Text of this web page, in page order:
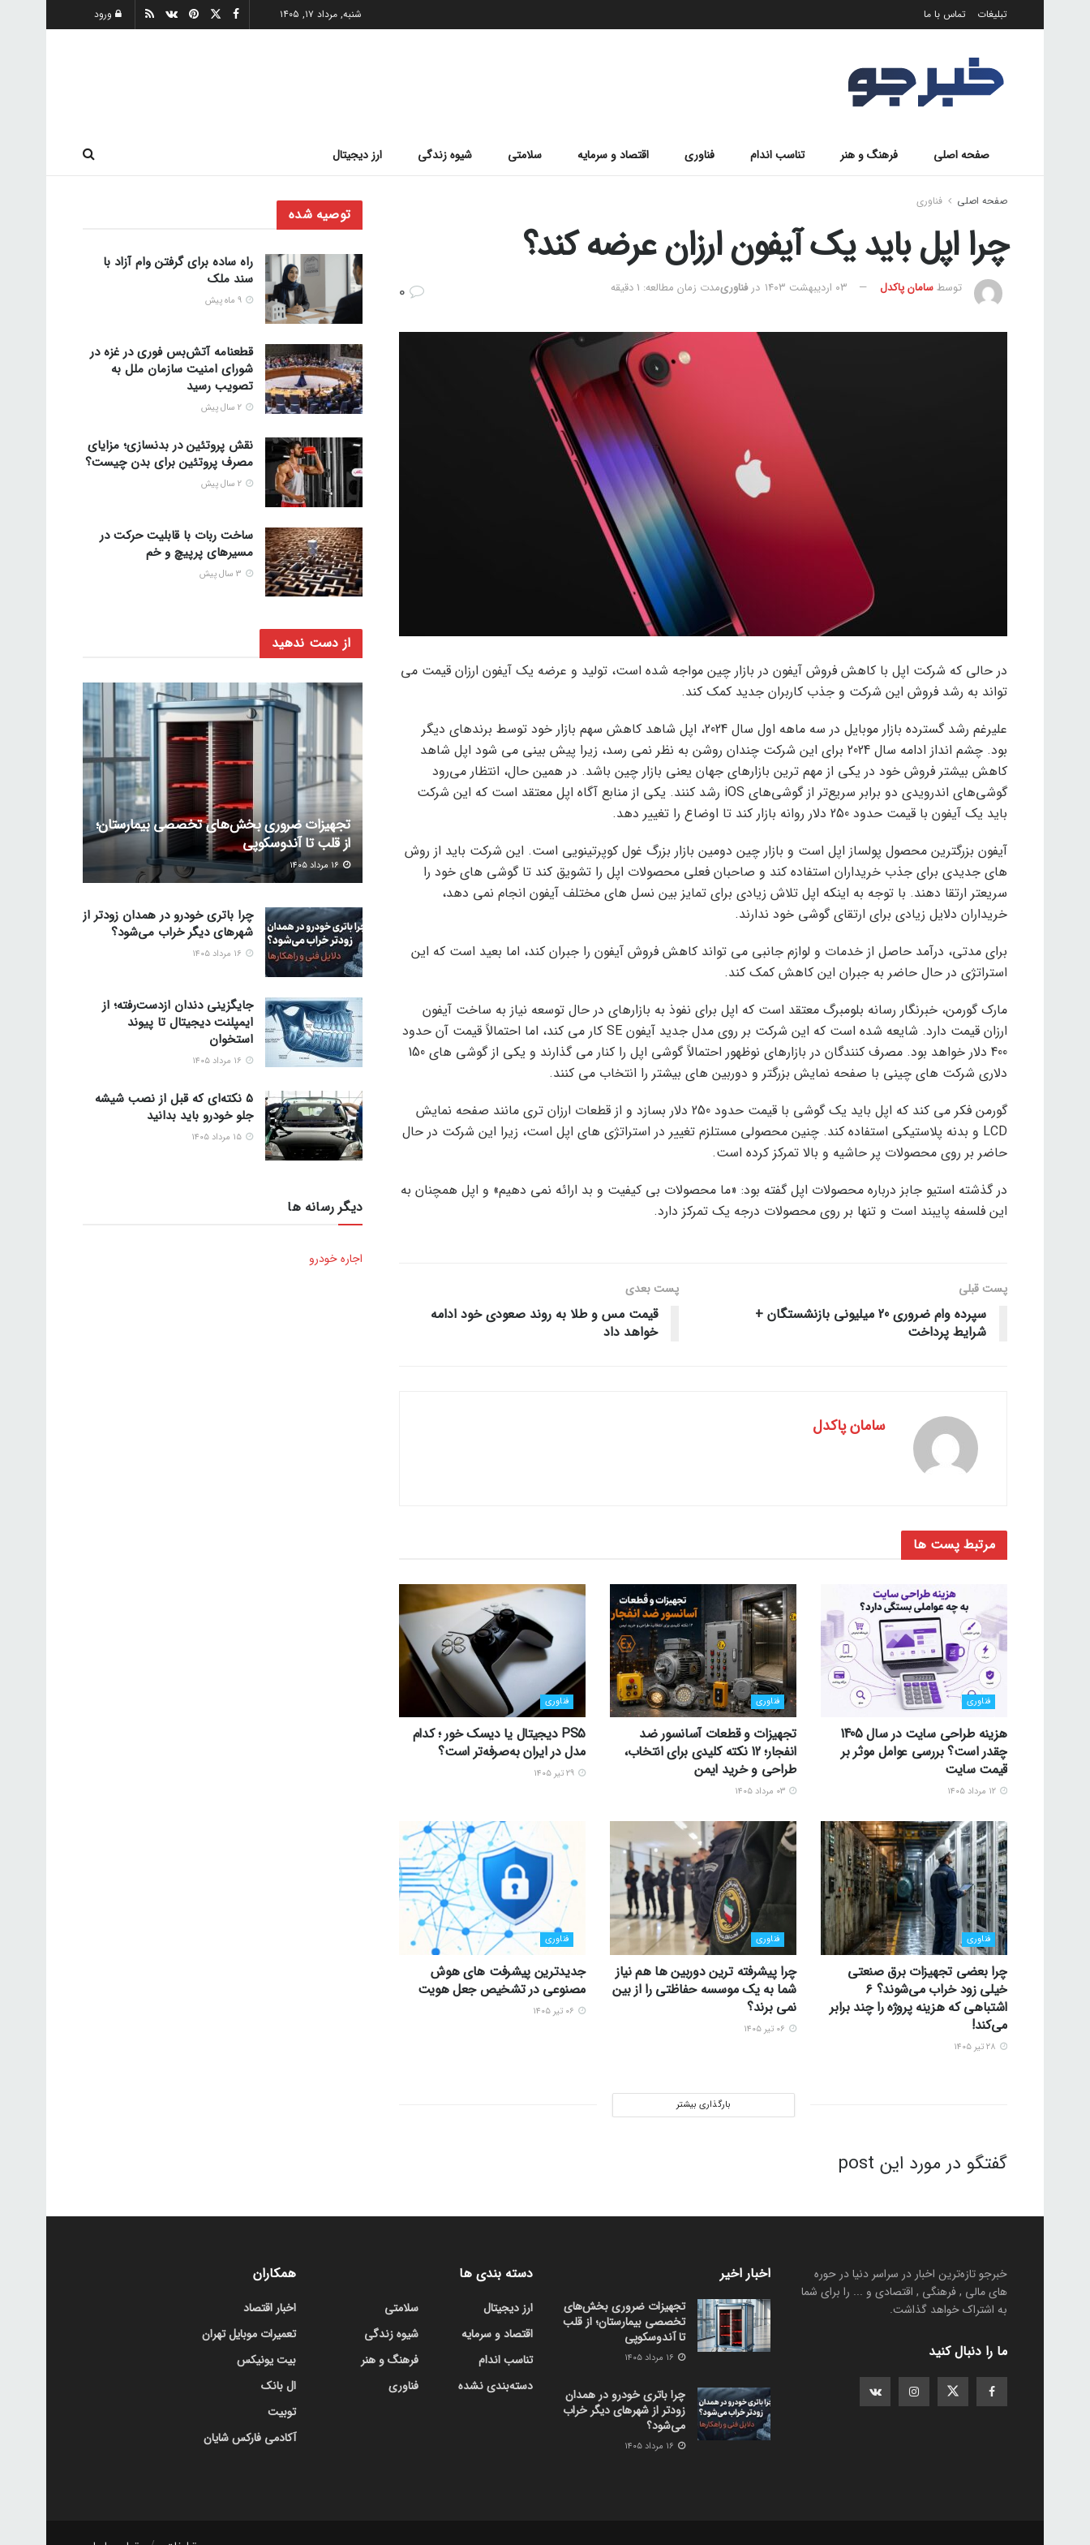
تبلیغات تماس با ما شنبه, مرداد ۱۷, ۱۴۰۵ ورود
صفحه اصلی فرهنگ و هنر تناسب اندام فناوری اقتصاد و سرمایه سلامتی شیوه زندگی ارز دیجیتال
صفحه اصلی فناوری
چرا اپل باید یک آیفون ارزان عرضه کند؟
توسطسامان پاکدل ۰۳ اردیبهشت ۱۴۰۳ در فناوریمدت زمان مطالعه: 1 دقیقه
در حالی که شرکت اپل با کاهش فروش آیفون در بازار چین مواجه شده است، تولید و عرضه یک آیفون ارزان قیمت می
تواند به رشد فروش این شرکت و جذب کاربران جدید کمک کند.
علیرغم رشد گسترده بازار موبایل در سه ماهه اول سال 2024، اپل شاهد کاهش سهم بازار خود توسط برندهای دیگر
بود. چشم انداز ادامه سال 2024 برای این شرکت چندان روشن به نظر نمی رسد، زیرا پیش بینی می شود اپل شاهد
کاهش بیشتر فروش خود در یکی از مهم ترین بازارهای جهان یعنی بازار چین باشد. در همین حال، انتظار می‌رود
گوشی‌های اندرویدی دو برابر سریع‌تر از گوشی‌های iOS رشد کنند. یکی از منابع آگاه اپل معتقد است که این شرکت
باید یک آیفون با قیمت حدود 250 دلار روانه بازار کند تا اوضاع را تغییر دهد.
آیفون بزرگترین محصول پولساز اپل است و بازار چین دومین بازار بزرگ غول کوپرتینویی است. این شرکت باید از روش
های جدیدی برای جذب خریداران استفاده کند و صاحبان فعلی محصولات اپل را تشویق کند تا گوشی های خود را
سریعتر ارتقا دهند. با توجه به اینکه اپل تلاش زیادی برای تمایز بین نسل های مختلف آیفون انجام نمی دهد،
خریداران دلایل زیادی برای ارتقای گوشی خود ندارند.
برای مدتی، درآمد حاصل از خدمات و لوازم جانبی می تواند کاهش فروش آیفون را جبران کند، اما بعید است که این
استراتژی در حال حاضر به جبران این کاهش کمک کند.
مارک گورمن، خبرنگار رسانه بلومبرگ معتقد است که اپل برای نفوذ به بازارهای در حال توسعه نیاز به ساخت آیفون
ارزان قیمت دارد. شایعه شده است که این شرکت بر روی مدل جدید آیفون SE کار می کند، اما احتمالاً قیمت آن حدود
400 دلار خواهد بود. مصرف کنندگان در بازارهای نوظهور احتمالاً گوشی اپل را کنار می گذارند و یکی از گوشی های 150
دلاری شرکت های چینی با صفحه نمایش بزرگتر و دوربین های بیشتر را انتخاب می کنند.
گورمن فکر می کند که اپل باید یک گوشی با قیمت حدود 250 دلار بسازد و از قطعات ارزان تری مانند صفحه نمایش
LCD و بدنه پلاستیکی استفاده کند. چنین محصولی مستلزم تغییر در استراتژی های اپل است، زیرا این شرکت در حال
حاضر بر روی محصولات پر حاشیه و بالا تمرکز کرده است.
در گذشته استیو جابز درباره محصولات اپل گفته بود: «ما محصولات بی کیفیت و بد ارائه نمی دهیم» و اپل همچنان به
این فلسفه پایبند است و تنها بر روی محصولات درجه یک تمرکز دارد.
پست قبلی
سپرده وام ضروری 20 میلیونی بازنشستگان +
شرایط پرداخت
پست‌ بعدی
قیمت مس و طلا به روند صعودی خود ادامه
خواهد داد
سامان پاکدل
مرتبط پست ها
فناوری
هزینه طراحی سایت در سال 1405
چقدر است؟ بررسی عوامل موثر بر
قیمت سایت
فناوری
تجهیزات و قطعات آسانسور ضد
انفجار؛ 12 نکته کلیدی برای انتخاب،
طراحی و خرید ایمن
فناوری
PS5 دیجیتال یا دیسک خور ؛ کدام
مدل در ایران به‌صرفه‌تر است؟
فناوری
چرا بعضی تجهیزات برق صنعتی
خیلی زود خراب می‌شوند؟ ۶
اشتباهی که هزینه پروژه را چند برابر
می‌کند!
فناوری
چرا پیشرفته ترین دوربین ها هم نیاز
شما به یک موسسه حفاظتی را از بین
نمی برند؟
فناوری
جدیدترین پیشرفت های هوش
مصنوعی در تشخیص جعل هویت
بارگذاری بیشتر
گفتگو در مورد این post
توصیه شده
راه ساده برای گرفتن وام آزاد با
سند ملک
قطعنامه آتش‌بس فوری در غزه در
شورای امنیت سازمان ملل به
تصویب رسید
نقش پروتئین در بدنسازی؛ مزایای
مصرف پروتئین برای بدن چیست؟
ساخت ربات با قابلیت حرکت در
مسیرهای پرپیچ و خم
از دست ندهید
تجهیزات ضروری بخش‌های تخصصی بیمارستان؛
از قلب تا آندوسکوپی
چرا باتری خودرو در همدان زودتر از
شهرهای دیگر خراب می‌شود؟
جایگزینی دندان ازدست‌رفته؛ از
ایمپلنت دیجیتال تا پیوند
استخوان
5 نکته‌ای که قبل از نصب شیشه
جلو خودرو باید بدانید
دیگر رسانه ها
اجاره خودرو
خبرجو تازه‌ترین اخبار در سراسر دنیا در حوره
های مالی , فرهنگی , اقتصادی و ... را برای شما
به اشتراک خواهد گذاشت.
ما را دنبال کنید
اخبار اخیر
تجهیزات ضروری بخش‌های
تخصصی بیمارستان؛ از قلب
تا آندوسکوپی
چرا باتری خودرو در همدان
زودتر از شهرهای دیگر خراب
می‌شود؟
دسته بندی ها
ارز دیجیتال
اقتصاد و سرمایه
تناسب اندام
دسته‌بندی نشده
سلامتی
شیوه زندگی
فرهنگ و هنر
فناوری
همکاران
اخبار اقتصاد
تعمیرات موبایل تهران
بیت یونیکس
ال بانک
توبیت
آکادمی فارکس شایان